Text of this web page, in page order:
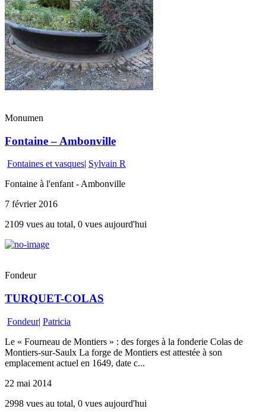
Monumen
Fontaine – Ambonville
Fontaines et vasques| Sylvain R
Fontaine à l'enfant - Ambonville
7 février 2016
2109 vues au total, 0 vues aujourd'hui
Fondeur
TURQUET-COLAS
Fondeur| Patricia
Le « Fourneau de Montiers » : des forges à la fonderie Colas de
Montiers-sur-Saulx La forge de Montiers est attestée à son
emplacement actuel en 1649, date c...
22 mai 2014
2998 vues au total, 0 vues aujourd'hui